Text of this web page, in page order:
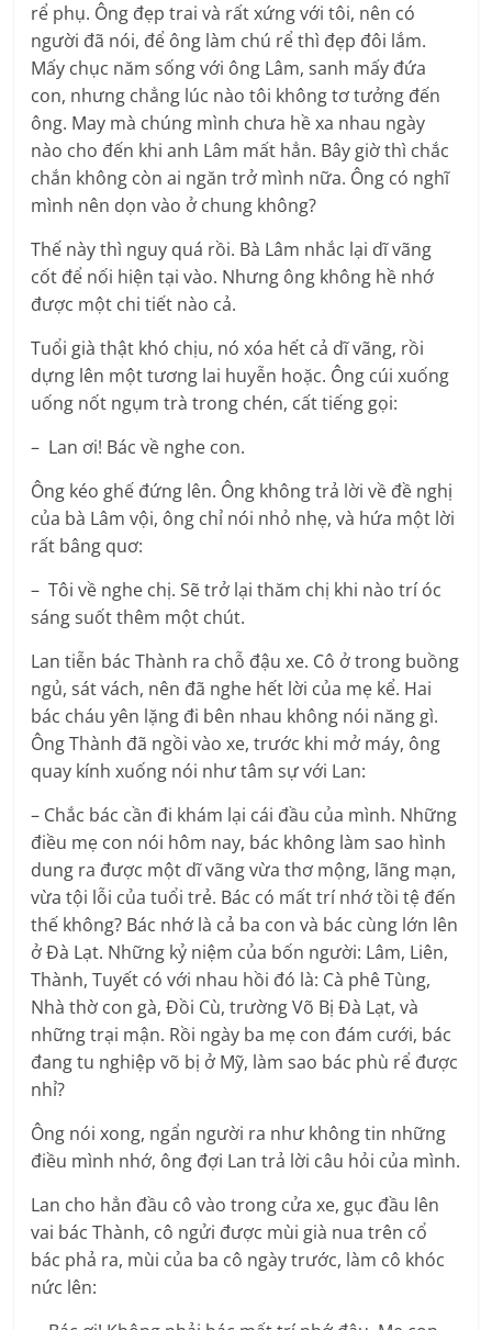
rể phụ. Ông đẹp trai và rất xứng với tôi, nên có
người đã nói, để ông làm chú rể thì đẹp đôi lắm.
Mấy chục năm sống với ông Lâm, sanh mấy đứa
con, nhưng chẳng lúc nào tôi không tơ tưởng đến
ông. May mà chúng mình chưa hề xa nhau ngày
nào cho đến khi anh Lâm mất hẳn. Bây giờ thì chắc
chắn không còn ai ngăn trở mình nữa. Ông có nghĩ
mình nên dọn vào ở chung không?
Thế này thì nguy quá rồi. Bà Lâm nhắc lại dĩ vãng
cốt để nối hiện tại vào. Nhưng ông không hề nhớ
được một chi tiết nào cả.
Tuổi già thật khó chịu, nó xóa hết cả dĩ vãng, rồi
dựng lên một tương lai huyễn hoặc. Ông cúi xuống
uống nốt ngụm trà trong chén, cất tiếng gọi:
– Lan ơi! Bác về nghe con.
Ông kéo ghế đứng lên. Ông không trả lời về đề nghị
của bà Lâm vội, ông chỉ nói nhỏ nhẹ, và hứa một lời
rất bâng quơ:
– Tôi về nghe chị. Sẽ trở lại thăm chị khi nào trí óc
sáng suốt thêm một chút.
Lan tiễn bác Thành ra chỗ đậu xe. Cô ở trong buồng
ngủ, sát vách, nên đã nghe hết lời của mẹ kể. Hai
bác cháu yên lặng đi bên nhau không nói năng gì.
Ông Thành đã ngồi vào xe, trước khi mở máy, ông
quay kính xuống nói như tâm sự với Lan:
– Chắc bác cần đi khám lại cái đầu của mình. Những
điều mẹ con nói hôm nay, bác không làm sao hình
dung ra được một dĩ vãng vừa thơ mộng, lãng mạn,
vừa tội lỗi của tuổi trẻ. Bác có mất trí nhớ tồi tệ đến
thế không? Bác nhớ là cả ba con và bác cùng lớn lên
ở Đà Lạt. Những kỷ niệm của bốn người: Lâm, Liên,
Thành, Tuyết có với nhau hồi đó là: Cà phê Tùng,
Nhà thờ con gà, Đồi Cù, trường Võ Bị Đà Lạt, và
những trại mận. Rồi ngày ba mẹ con đám cưới, bác
đang tu nghiệp võ bị ở Mỹ, làm sao bác phù rể được
nhỉ?
Ông nói xong, ngẩn người ra như không tin những
điều mình nhớ, ông đợi Lan trả lời câu hỏi của mình.
Lan cho hẳn đầu cô vào trong cửa xe, gục đầu lên
vai bác Thành, cô ngửi được mùi già nua trên cổ
bác phả ra, mùi của ba cô ngày trước, làm cô khóc
nức lên: